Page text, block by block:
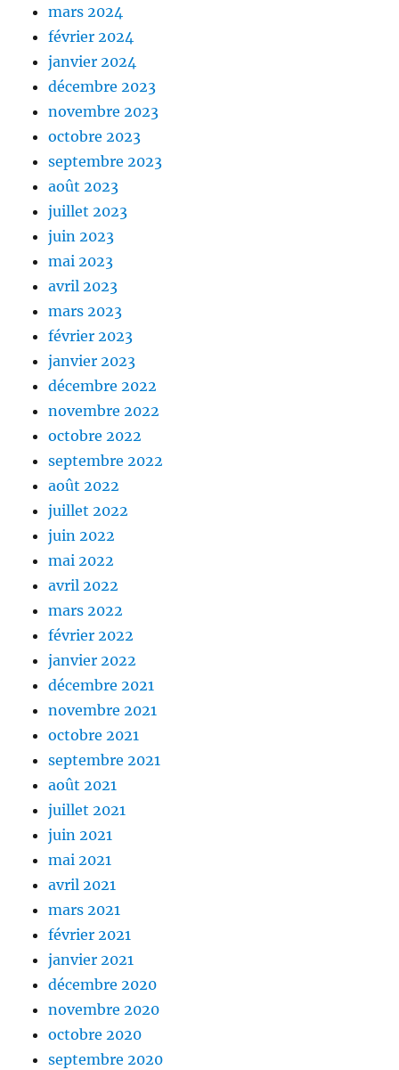
mars 2024
février 2024
janvier 2024
décembre 2023
novembre 2023
octobre 2023
septembre 2023
août 2023
juillet 2023
juin 2023
mai 2023
avril 2023
mars 2023
février 2023
janvier 2023
décembre 2022
novembre 2022
octobre 2022
septembre 2022
août 2022
juillet 2022
juin 2022
mai 2022
avril 2022
mars 2022
février 2022
janvier 2022
décembre 2021
novembre 2021
octobre 2021
septembre 2021
août 2021
juillet 2021
juin 2021
mai 2021
avril 2021
mars 2021
février 2021
janvier 2021
décembre 2020
novembre 2020
octobre 2020
septembre 2020